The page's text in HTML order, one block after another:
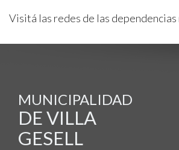
Visitá las redes de las
MUNICIPALIDAD
DE VILLA
GESELL